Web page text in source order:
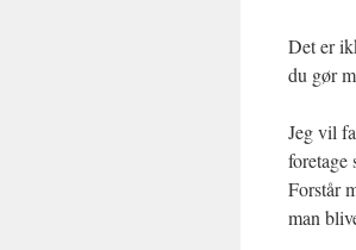
Det er
du gør
Jeg vil
foretage
Forstår
man